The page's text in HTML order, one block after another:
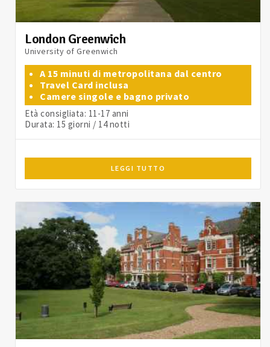
London Greenwich
University of Greenwich
A 15 minuti di metropolitana dal centro
Travel Card inclusa
Camere singole e bagno privato
Età consigliata: 11-17 anni
Durata: 15 giorni / 14 notti
LEGGI TUTTO